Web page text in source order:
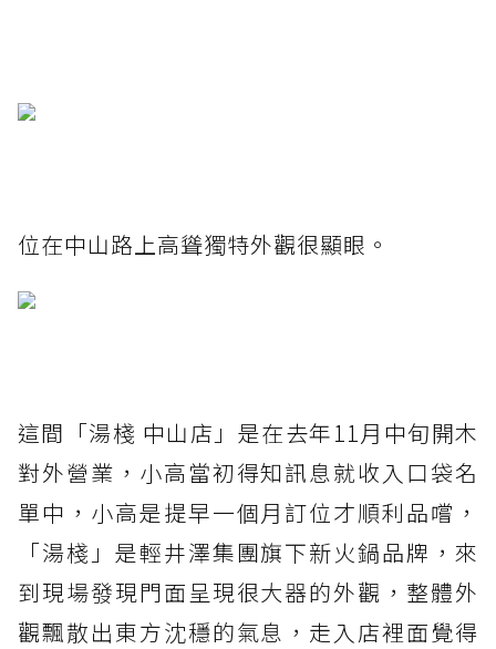
位在中山路上高聳獨特外觀很顯眼。
這間「湯棧 中山店」是在去年11月中旬開木
對外營業，小高當初得知訊息就收入口袋名
單中，小高是提早一個月訂位才順利品嚐，
「湯棧」是輕井澤集團旗下新火鍋品牌，來
到現場發現門面呈現很大器的外觀，整體外
觀飄散出東方沈穩的氣息，走入店裡面覺得